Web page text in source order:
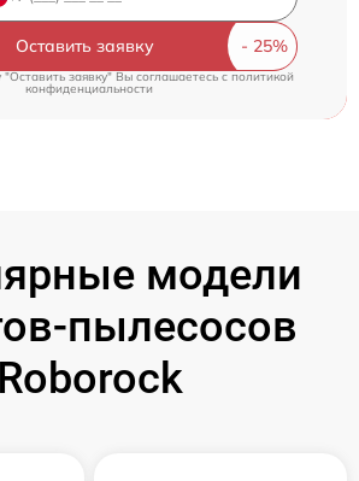
Оставить заявку
заявку" Вы соглашаетесь cполитикой
конфиденциальности
модели
пылесосов
Roborock